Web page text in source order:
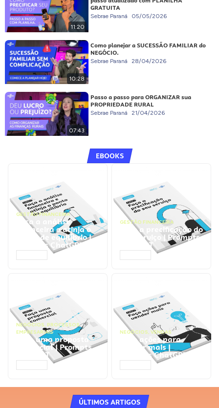
11:20
GRATUITA
Sebrae Paraná 05/05/2026
10:28
Como planejar a SUCESSÃO FAMILIAR do
NEGÓCIO.
Sebrae Paraná 28/04/2026
07:43
Passo a passo para ORGANIZAR sua
PROPRIEDADE RURAL
Sebrae Paraná 21/04/2026
EBOOKS
GESTÃO FINANCEIRA
Faça a análise
financeira e atinja o
ponto de equilíbrio |
Prompts ChatGPT
GESTÃO FINANCEIRA
Faça a precificação do
seu serviço | Prompts
ChatGPT
NEGÓCIOS, PROCESSOS
EMPRESARIAIS
Faça uma proposta
comercial | Prompts
ChatGPT
NEGÓCIOS, VENDAS
Faça ações para
vender mais |
Prompts ChatGPT
ÚLTIMOS ARTIGOS